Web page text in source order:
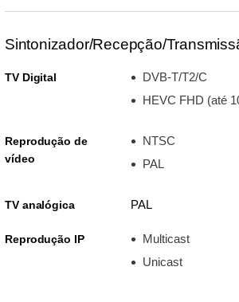
Sintonizador/Recepção/
TV Digital
DVB-T/T2/C
HEVC FHD (até
Reprodução de
vídeo
NTSC
PAL
TV analógica PAL
Reprodução IP
Multicast
Unicast